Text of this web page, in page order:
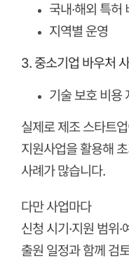
국내·해외 특허
지역별 운영
3. 중소기업 바우처
기술 보호 비용
실제로 제조 스타트
지원사업을 활용해
사례가 많습니다.
다만 사업마다
신청 시기·지원 범위
출원 일정과 함께 검